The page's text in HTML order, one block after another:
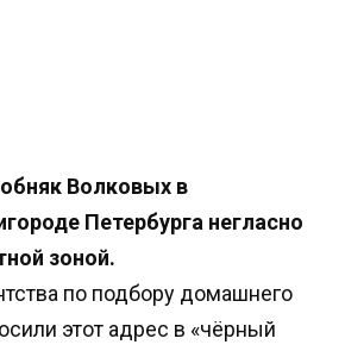
Волковых в
Петербурга негласно
зоной.
по подбору домашнего
этот адрес в «чёрный